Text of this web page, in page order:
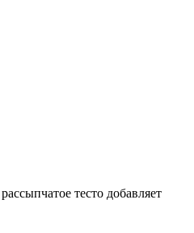
тесто добавляет